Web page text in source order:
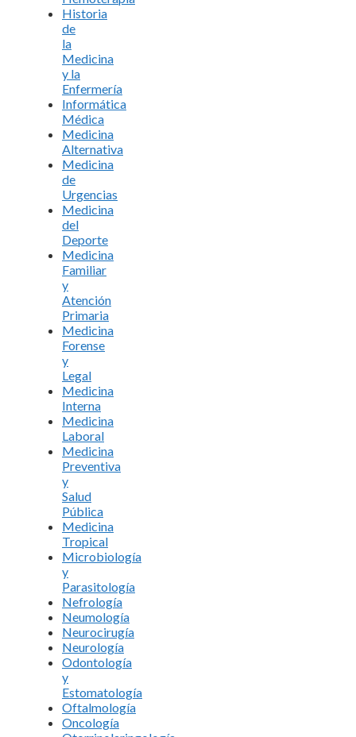
Historia
de
la
Medicina
y la
Enfermería
Informática
Médica
Medicina
Alternativa
Medicina
de
Urgencias
Medicina
del
Deporte
Medicina
Familiar
y
Atención
Primaria
Medicina
Forense
y
Legal
Medicina
Interna
Medicina
Laboral
Medicina
Preventiva
y
Salud
Pública
Medicina
Tropical
Microbiología
y
Parasitología
Nefrología
Neumología
Neurocirugía
Neurología
Odontología
y
Estomatología
Oftalmología
Oncología